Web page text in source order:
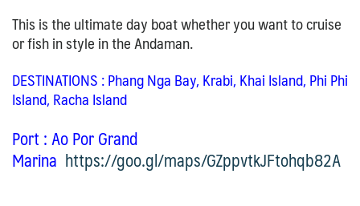
This is the ultimate day boat whether you want to cruise
or fish in style in the Andaman.
DESTINATIONS: Phang Nga Bay, Krabi, Khai Island, Phi Phi
Island, Racha Island
Port : Ao Por Grand
Marina https://goo.gl/maps/GZppvtkJFtohqb82A